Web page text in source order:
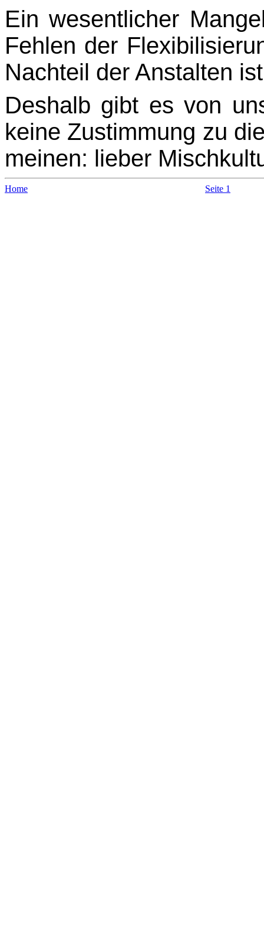
Ein wesentlicher
Fehlen der
Nachteil der Anstalten
Deshalb gibt es von
keine Zustimmung zu
meinen: lieber
Home Seite 1